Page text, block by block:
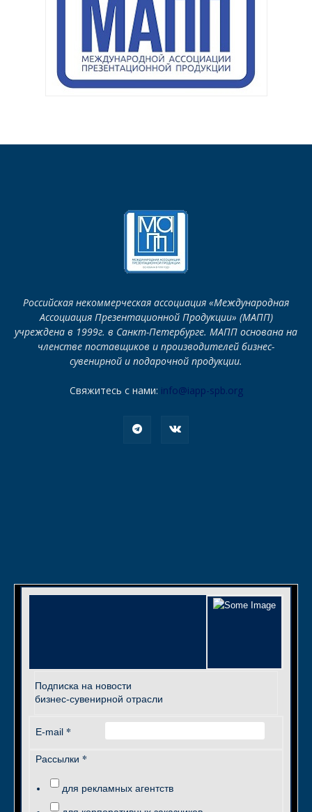
Российская некоммерческая ассоциация «Международная
Ассоциация Презентационной Продукции» (МАПП)
учреждена в 1999г. в Санкт-Петербурге. МАПП основана на
членстве поставщиков и производителей бизнес-
сувенирной и подарочной продукции.
Свяжитесь с нами: info@iapp-spb.org
Подписка на новости
бизнес-сувенирной отрасли
E-mail *
Рассылки *
для рекламных агентств